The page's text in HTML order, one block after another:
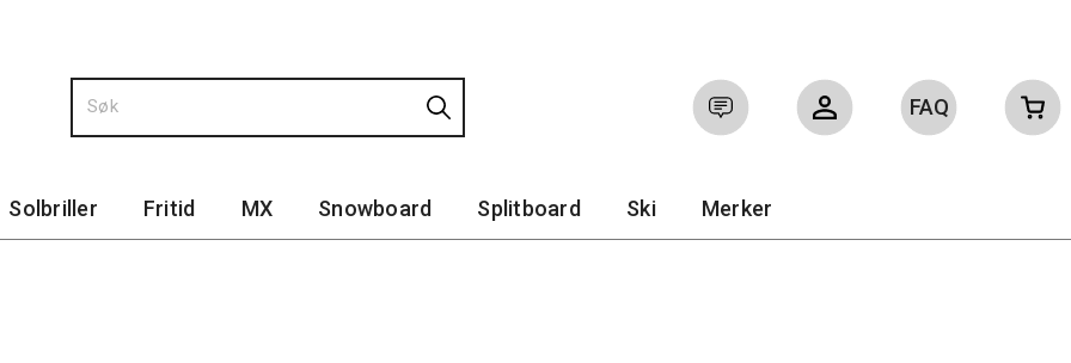
FAQ
Solbriller Fritid MX Snowboard Splitboard Ski Merker